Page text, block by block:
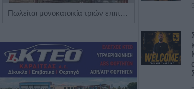
Πωλείται μονοκατοικία τριών επιπέδων στο καταπράσινο Πευκόφυτο Καρδίτσας